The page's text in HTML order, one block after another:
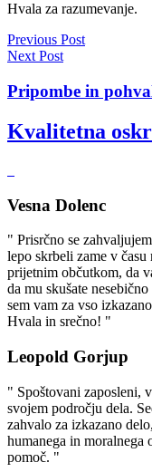
Hvala za razumevanje.
Previous Post
Next Post
Pripombe in
Kvalitetna
Vesna Dolenc
" Prisrčno se
lepo skrbeli zame v
prijetnim občutkom, da
da mu skušate
sem vam za vso
Hvala in srečno! "
Leopold Gorjup
" Spoštovani zaposleni,
svojem področju dela.
zahvalo za izkazano
humanega in
pomoč. "